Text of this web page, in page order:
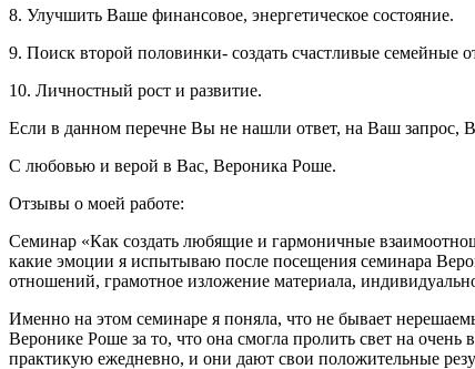
8. Улучшить Ваше финансовое, энергетическое состояние.
9. Поиск второй половинки- создать счастливые семейные
10. Личностный рост и развитие.
Если в данном перечне Вы не нашли ответ, на Ваш запрос,
С любовью и верой в Вас, Вероника Роше.
Отзывы о моей работе:
Семинар «Как создать любящие и гармоничные
какие эмоции я испытываю после посещения семинара
отношений, грамотное изложение материала,
Именно на этом семинаре я поняла, что не бывает
Веронике Роше за то, что она смогла пролить свет на
практикую ежедневно, и они дают свои положительные